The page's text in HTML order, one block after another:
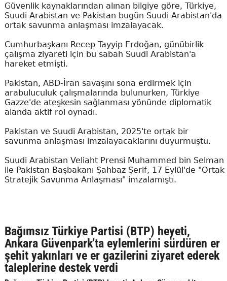
Güvenlik kaynaklarından alınan bilgiye göre, Türkiye,
Suudi Arabistan ve Pakistan bugün Suudi Arabistan'da
ortak savunma anlaşması imzalayacak.
Cumhurbaşkanı Recep Tayyip Erdoğan, günübirlik
çalışma ziyareti için bu sabah Suudi Arabistan'a
hareket etmişti.
Pakistan, ABD-İran savaşını sona erdirmek için
arabuluculuk çalışmalarında bulunurken, Türkiye
Gazze'de ateşkesin sağlanması yönünde diplomatik
alanda aktif rol oynadı.
Pakistan ve Suudi Arabistan, 2025'te ortak bir
savunma anlaşması imzalayacaklarını duyurmuştu.
Suudi Arabistan Veliaht Prensi Muhammed bin Selman
ile Pakistan Başbakanı Şahbaz Şerif, 17 Eylül'de "Ortak
Stratejik Savunma Anlaşması" imzalamıştı.
Bağımsız Türkiye Partisi (BTP) heyeti,
Ankara Güvenpark'ta eylemlerini sürdüren er
şehit yakınları ve er gazilerini ziyaret ederek
taleplerine destek verdi